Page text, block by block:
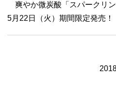
爽やか微炭酸「スパークリン
5月22日（火）期間限定発売！